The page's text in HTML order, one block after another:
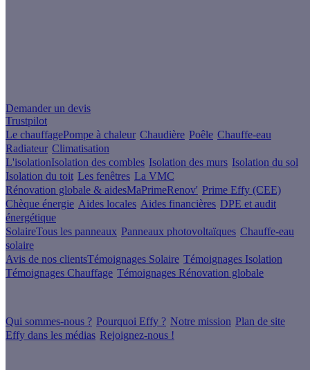
Demander un devis
Trustpilot
Le chauffagePompe à chaleur Chaudière Poêle Chauffe-eau
Radiateur Climatisation
L'isolationIsolation des combles Isolation des murs Isolation du sol
Isolation du toit Les fenêtres La VMC
Rénovation globale & aidesMaPrimeRenov' Prime Effy (CEE)
Chèque énergie Aides locales Aides financières DPE et audit
énergétique
SolaireTous les panneaux Panneaux photovoltaïques Chauffe-eau
solaire
Avis de nos clientsTémoignages Solaire Témoignages Isolation
Témoignages Chauffage Témoignages Rénovation globale
Qui sommes-nous ? Pourquoi Effy ? Notre mission Plan de site
Effy dans les médias Rejoignez-nous !